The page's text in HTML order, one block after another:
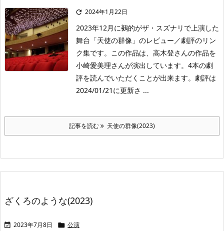
 2024年1月22日
2023年12月に鵺的がザ・スズナリで上演した
舞台「天使の群像」のレビュー／劇評のリン
ク集です。この作品は、高木登さんの作品を
小崎愛美理さんが演出しています。4本の劇
評を読んでいただくことが出来ます。劇評は
2024/01/21に更新さ ...
記事を読む 天使の群像(2023)
ざくろのような(2023)
 2023年7月8日  公演